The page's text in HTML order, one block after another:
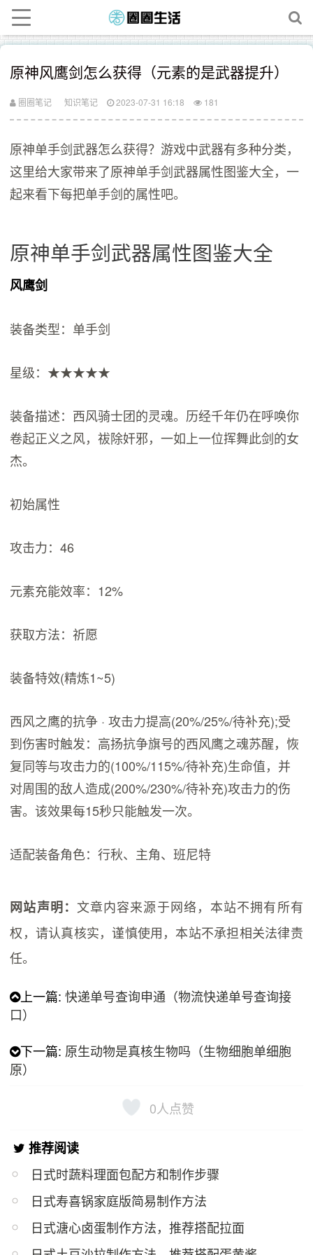
原神风鹰剑怎么获得（元素的是武器提升）
圈圈笔记 知识笔记 2023-07-31 16:18 181
原神单手剑武器怎么获得？游戏中武器有多种分类，
这里给大家带来了原神单手剑武器属性图鉴大全，一
起来看下每把单手剑的属性吧。
原神单手剑武器属性图鉴大全
风鹰剑
装备类型：单手剑
星级：★★★★★
装备描述：西风骑士团的灵魂。历经千年仍在呼唤你
卷起正义之风，祓除奸邪，一如上一位挥舞此剑的女
杰。
初始属性
攻击力：46
元素充能效率：12%
获取方法：祈愿
装备特效(精炼1~5)
西风之鹰的抗争 · 攻击力提高(20%/25%/待补充);受
到伤害时触发：高扬抗争旗号的西风鹰之魂苏醒，恢
复同等与攻击力的(100%/115%/待补充)生命值，并
对周围的敌人造成(200%/230%/待补充)攻击力的伤
害。该效果每15秒只能触发一次。
适配装备角色：行秋、主角、班尼特
网站声明： 文章内容来源于网络，本站不拥有所有
权，请认真核实，谨慎使用，本站不承担相关法律责
任。
上一篇:快递单号查询申通（物流快递单号查询接
口）
下一篇: 原生动物是真核生物吗（生物细胞单细胞
原）
0人点赞
推荐阅读
日式时蔬料理面包配方和制作步骤
日式寿喜锅家庭版简易制作方法
日式溏心卤蛋制作方法，推荐搭配拉面